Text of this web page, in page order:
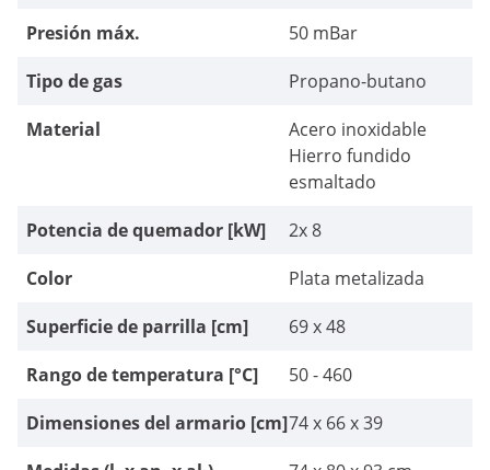
Presión máx.
50 mBar
Tipo de gas
Propano-butano
Material
Acero inoxidable
Hierro fundido
esmaltado
Potencia de quemador [kW]
2x 8
Color
Plata metalizada
Superficie de parrilla [cm]
69 x 48
Rango de temperatura [°C]
50 - 460
Dimensiones del armario [cm]74 x 66 x 39